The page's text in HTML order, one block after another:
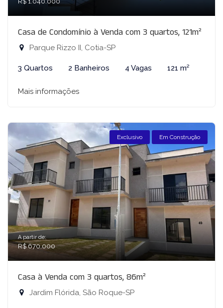
Casa de Condomínio à Venda com 3 quartos, 121m²
Parque Rizzo II, Cotia-SP
3 Quartos 2 Banheiros 4 Vagas 121 m²
Mais informações
Exclusivo Em Construção
A partir de:
R$ 670.000
Casa à Venda com 3 quartos, 86m²
Jardim Flórida, São Roque-SP